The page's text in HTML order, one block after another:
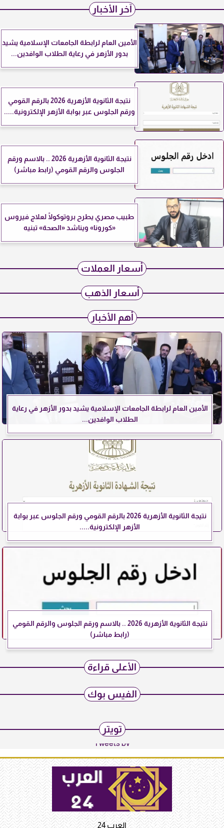
آخر الأخبار
الأمين العام لرابطة الجامعات الإسلامية يشيد
بدور الأزهر في رعاية الطلاب الوافدين...
نتيجة الثانوية الأزهرية 2026 بالرقم القومي
ورقم الجلوس عبر بوابة الأزهر الإلكترونية.....
نتيجة الثانوية الأزهرية 2026 .. بالاسم ورقم
الجلوس والرقم القومي (رابط مباشر)
طبيب مصري يطرح بروتوكولًا لعلاج فيروس
«كورونا» ويناشد «الصحة» تبنيه
أسعار العملات
أسعار الذهب
أهم الأخبار
الأمين العام لرابطة الجامعات الإسلامية يشيد بدور الأزهر في رعاية
الطلاب الوافدين...
نتيجة الثانوية الأزهرية 2026 بالرقم القومي ورقم الجلوس عبر بوابة
الأزهر الإلكترونية.....
نتيجة الثانوية الأزهرية 2026 .. بالاسم ورقم الجلوس والرقم القومي
(رابط مباشر)
الأعلى قراءة
الفيس بوك
تويتر
Tweets by
العرب 24